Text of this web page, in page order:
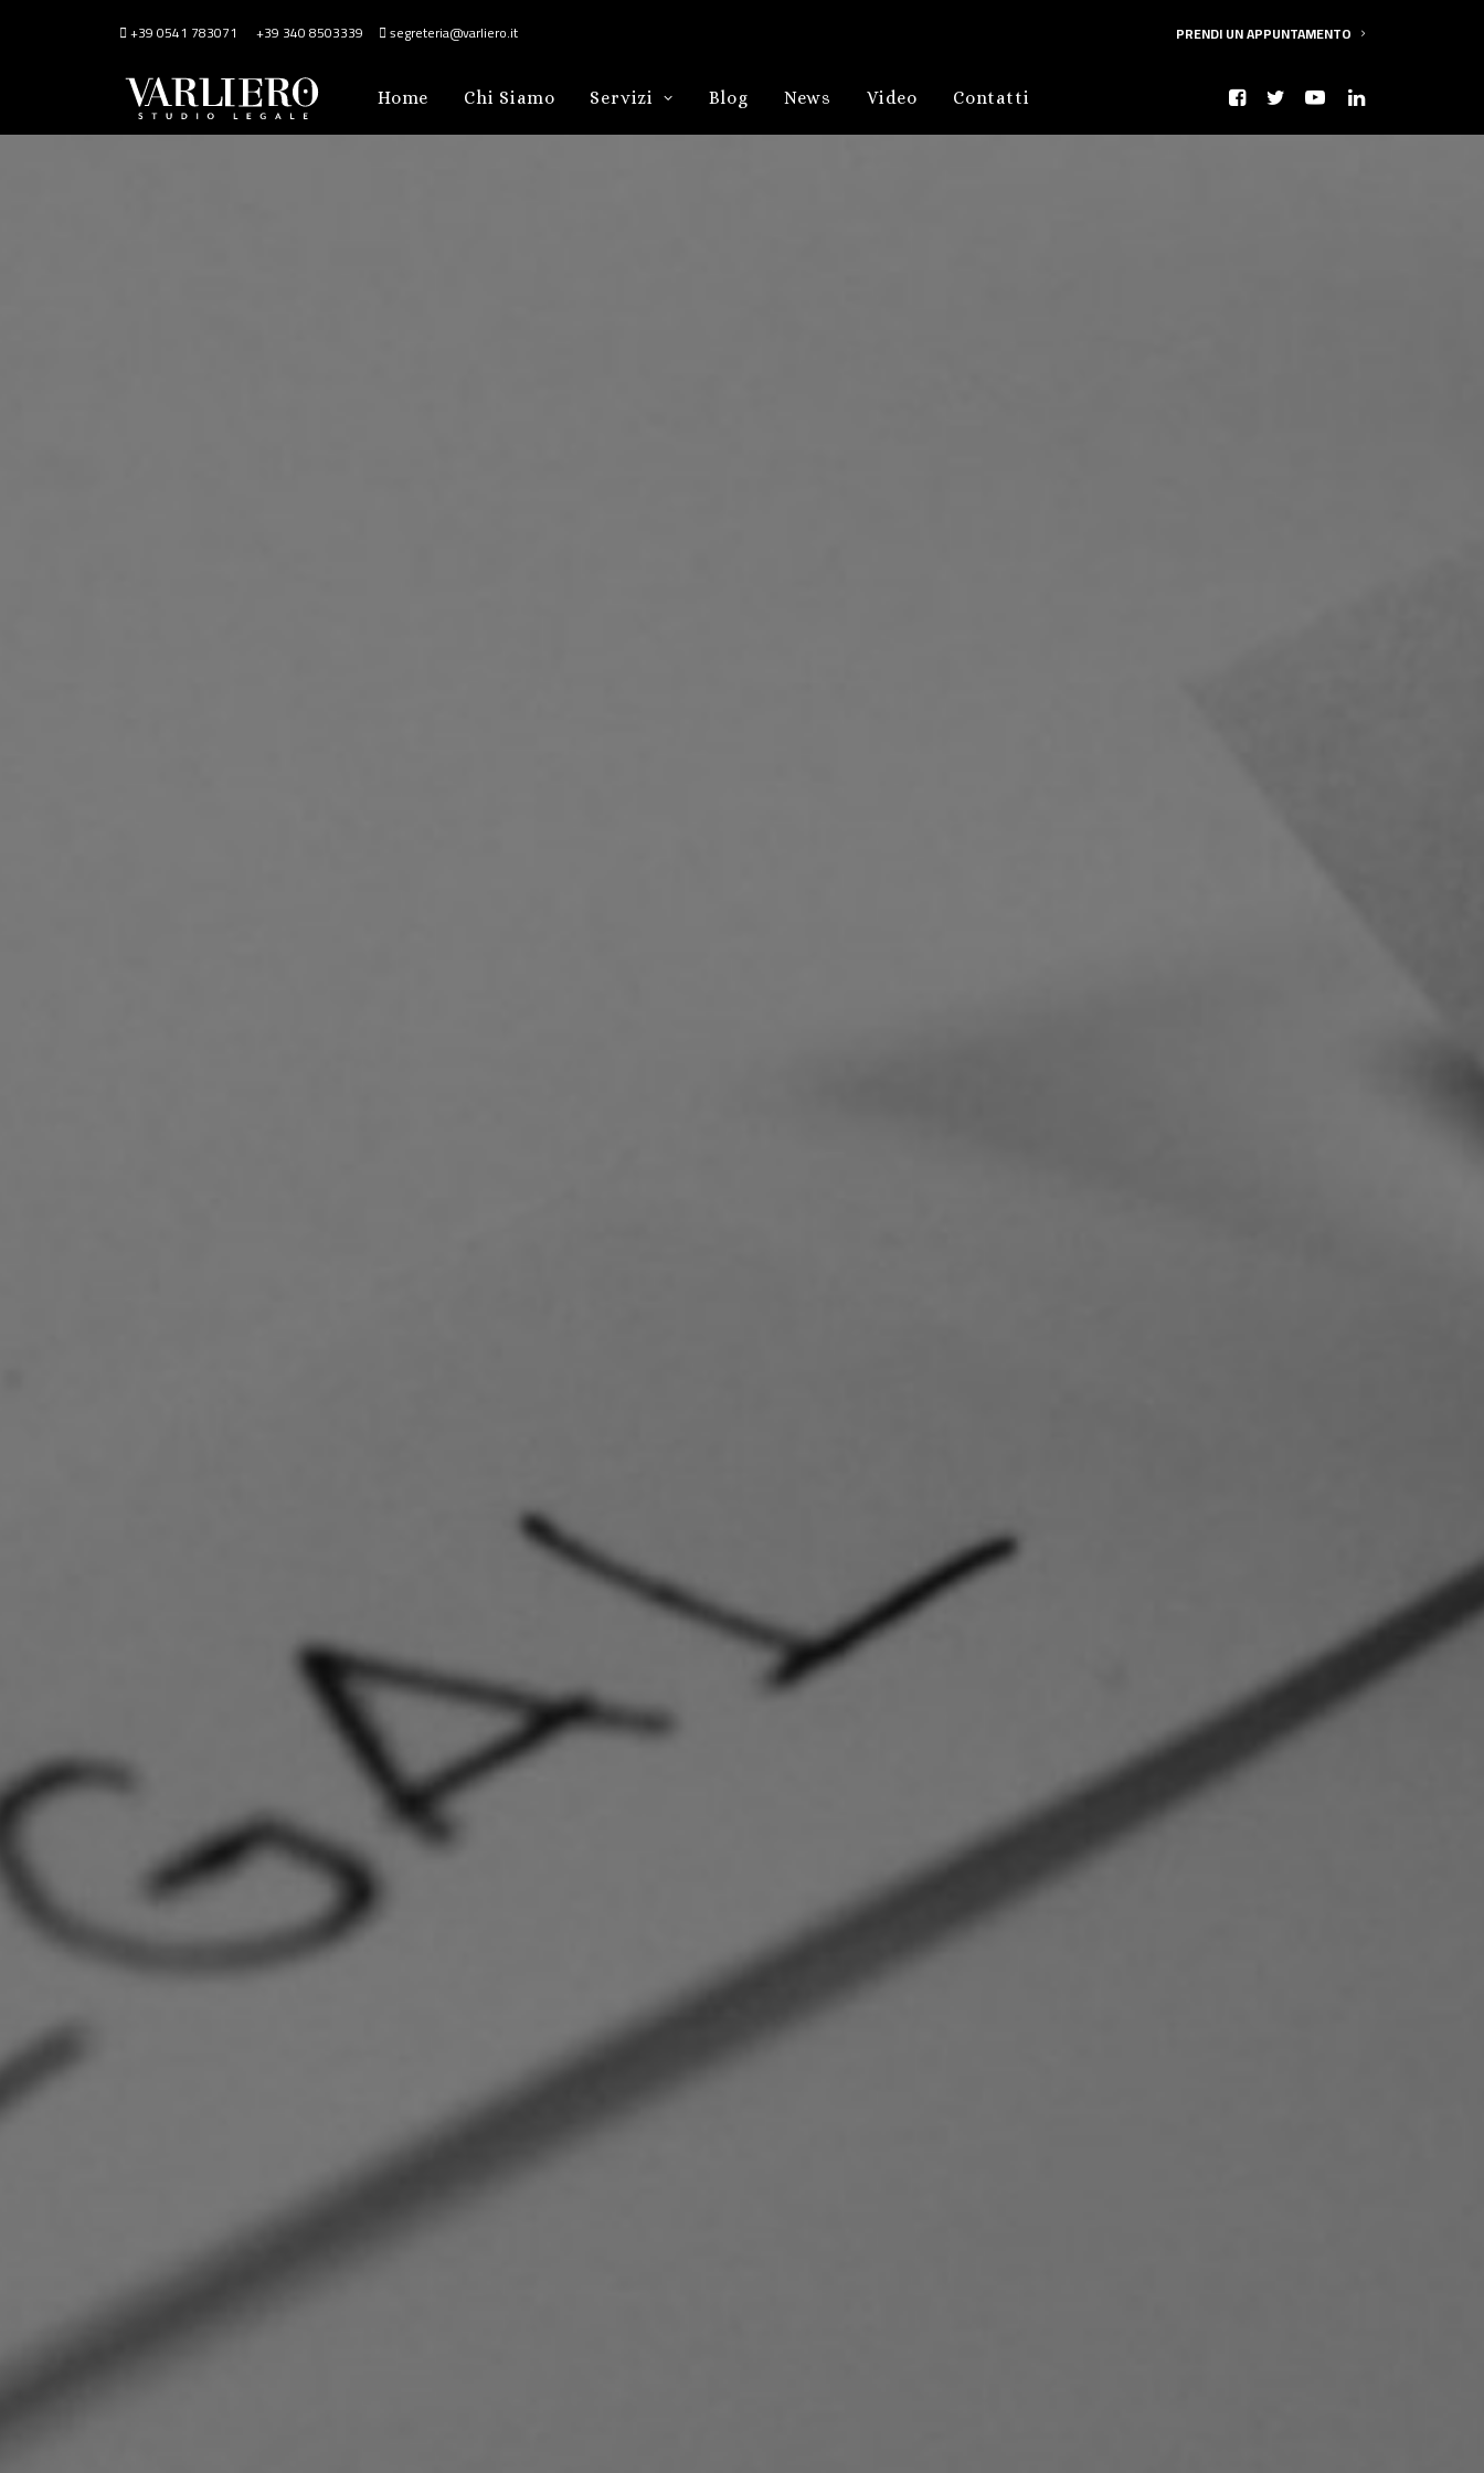
+39 0541 783071 +39 340 8503339 segreteria@varliero.it PRENDI UN APPUNTAMENTO
Home Chi Siamo Servizi Blog News Video Contatti